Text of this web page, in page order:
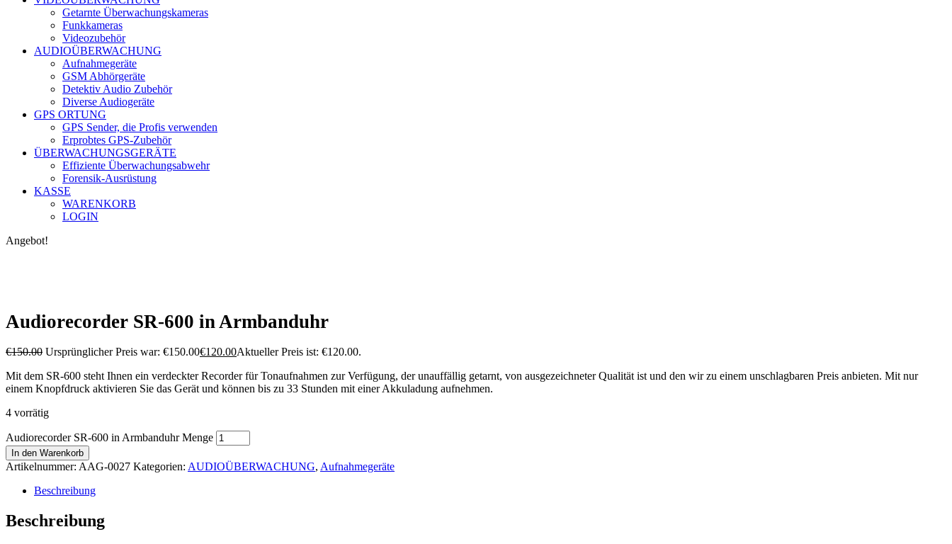
Getarnte Überwachungskameras
Funkkameras
Videozubehör
AUDIOÜBERWACHUNG
Aufnahmegeräte
GSM Abhörgeräte
Detektiv Audio Zubehör
Diverse Audiogeräte
GPS ORTUNG
GPS Sender, die Profis verwenden
Erprobtes GPS-Zubehör
ÜBERWACHUNGSGERÄTE
Effiziente Überwachungsabwehr
Forensik-Ausrüstung
KASSE
WARENKORB
LOGIN
Angebot!
Audiorecorder SR-600 in Armbanduhr
€150.00 Ursprünglicher Preis war: €150.00€120.00Aktueller Preis ist: €120.00.
Mit dem SR-600 steht Ihnen ein verdeckter Recorder für Tonaufnahmen zur Verfügung, der unauffällig getarnt, von ausgezeichneter Qualität ist und den wir zu einem unschlagbaren Preis anbieten. Mit nur
einem Knopfdruck aktivieren Sie das Gerät und können bis zu 33 Stunden mit einer Akkuladung aufnehmen.
4 vorrätig
Audiorecorder SR-600 in Armbanduhr Menge
In den Warenkorb
Artikelnummer: AAG-0027 Kategorien: AUDIOÜBERWACHUNG, Aufnahmegeräte
Beschreibung
Beschreibung